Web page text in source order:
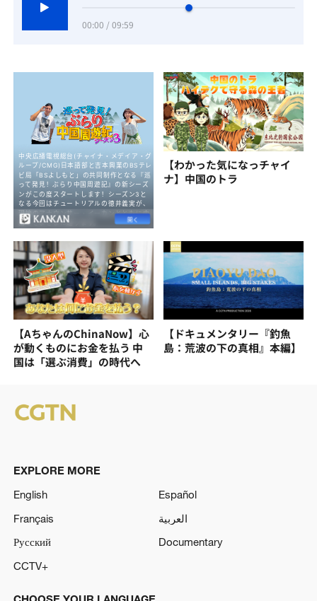
00:00 / 09:59
【わかった気になっチャイ
ナ】中国のトラ
【AちゃんのChinaNow】心
が動くものにお金を払う 中
国は「選ぶ消費」の時代へ
【ドキュメンタリー『釣魚
島：荒波の下の真相』本編】
EXPLORE MORE
English
Español
Français
العربية
Русский
Documentary
CCTV+